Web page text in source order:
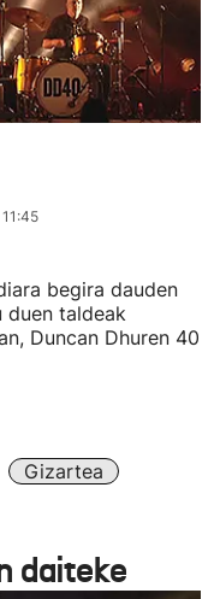
begira dauden
duen taldeak
Duncan Dhuren 40
Gizartea
daiteke